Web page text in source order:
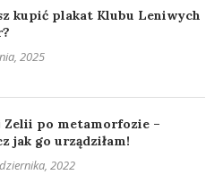
kupić plakat Klubu Leniwych
2025
Zelii po metamorfozie –
jak go urządziłam!
2022